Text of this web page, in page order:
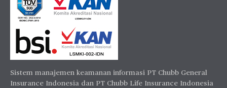
Sistem manajemen keamanan informasi PT Chubb General
Insurance Indonesia dan PT Chubb Life Insurance Indonesia